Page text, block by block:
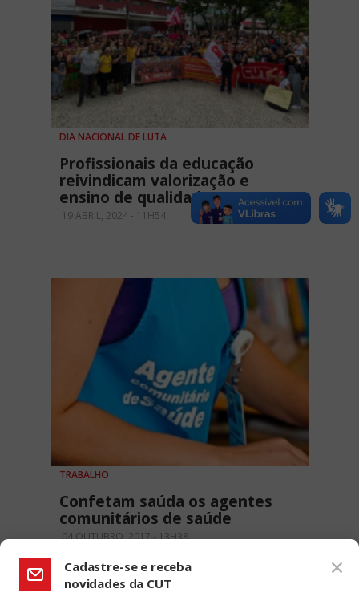
DIA NACIONAL DE LUTA
Profissionais da educação
reivindicam valorização e
ensino de qualidade
19 ABRIL, 2024 - 11H54
TRABALHO
Confetam saúda os agentes
comunitários de saúde
04 OUTUBRO, 2017 - 13H38
Cadastre-se e receba
novidades da CUT